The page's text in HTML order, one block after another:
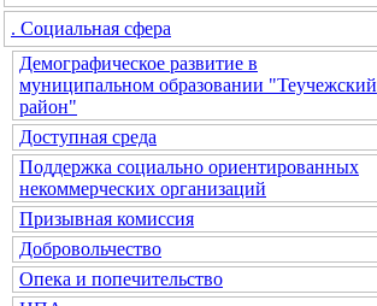
. Социальная сфера
Демографическое развитие в
муниципальном образовании "Теучежский
район"
Доступная среда
Поддержка социально ориентированных
некоммерческих организаций
Призывная комиссия
Добровольчество
Опека и попечительство